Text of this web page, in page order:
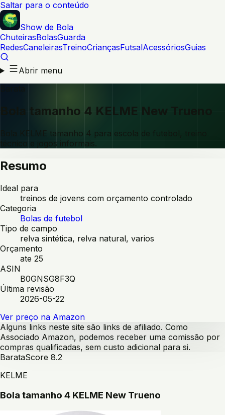
Saltar para o conteúdo
Show de Bola
ChuteirasBolasGuarda
RedesCaneleirasTreinoCriançasFutsalAcessóriosGuias
Abrir menu
Bola tamanho 4 KELME New Trueno
Bola KELME tamanho 4 para escola de futebol, treino
técnico e jogos informais.
Resumo
Ideal para
treinos de jovens com orçamento controlado
Categoria
Bolas de futebol
Tipo de campo
relva sintética, relva natural, varios
Orçamento
ate 25
ASIN
B0GNSG8F3Q
Última revisão
2026-05-22
Ver preço na Amazon
Alguns links neste site são links de afiliado. Como
Associado Amazon, podemos receber uma comissão por
compras qualificadas, sem custo adicional para si.
BarataScore 8.2
KELME
Bola tamanho 4 KELME New Trueno